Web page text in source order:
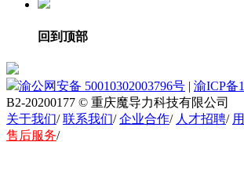
回到顶部
渝公网安备 50010302003796号 | 渝ICP备
B2-20200177 © 重庆魔导力科技有限公司
关于我们/联系我们/企业合作/ 人才招聘/
售后服务/